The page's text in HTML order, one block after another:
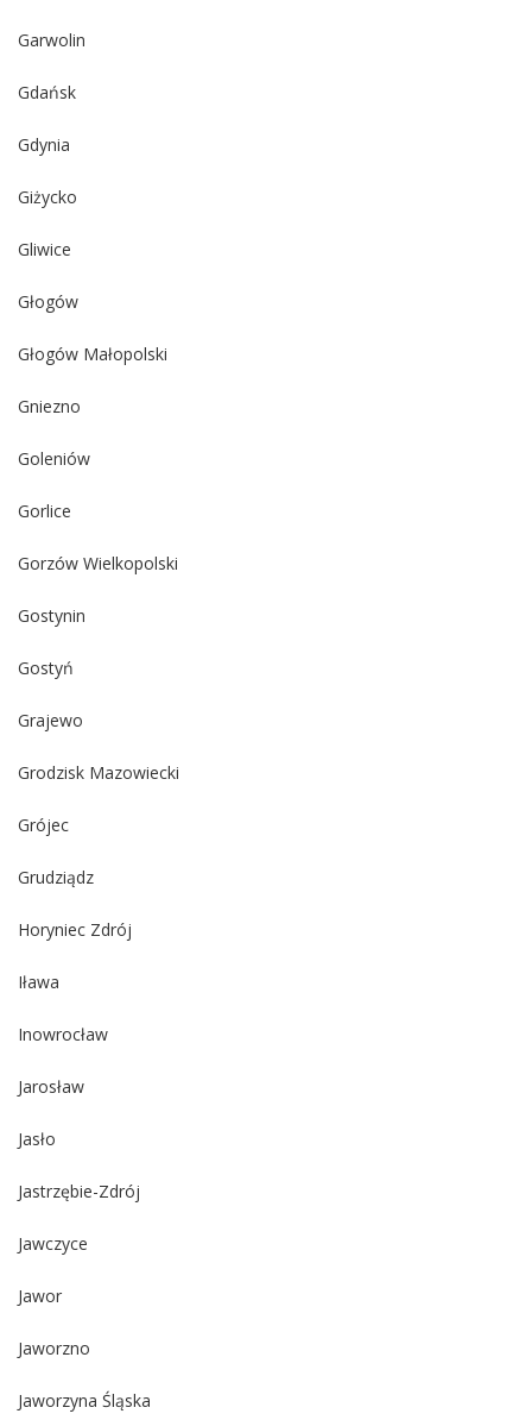
Garwolin
Gdańsk
Gdynia
Giżycko
Gliwice
Głogów
Głogów Małopolski
Gniezno
Goleniów
Gorlice
Gorzów Wielkopolski
Gostynin
Gostyń
Grajewo
Grodzisk Mazowiecki
Grójec
Grudziądz
Horyniec Zdrój
Iława
Inowrocław
Jarosław
Jasło
Jastrzębie-Zdrój
Jawczyce
Jawor
Jaworzno
Jaworzyna Śląska